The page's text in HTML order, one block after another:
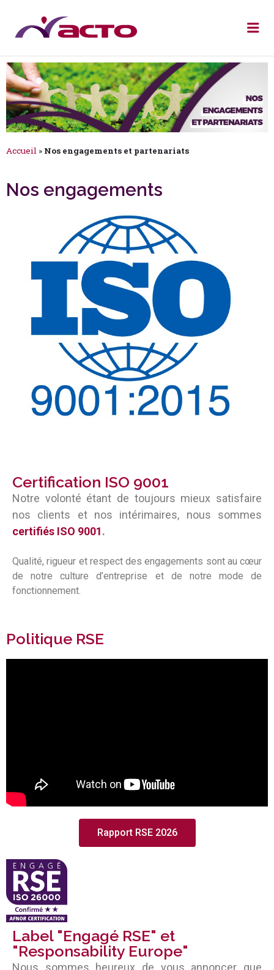
Accueil » Nos engagements et partenariats
Nos engagements
Certification ISO 9001
Notre volonté étant de toujours mieux satisfaire
nos clients et nos intérimaires, nous sommes
certifiés ISO 9001.
Qualité, rigueur et respect des engagements sont au cœur
de notre culture d’entreprise et de notre mode de
fonctionnement.
Politique RSE
Rapport RSE 2026
Label "Engagé RSE" et
"Responsability Europe"
Nous sommes heureux de vous annoncer que